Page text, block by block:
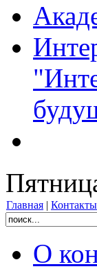
Главная | Контакты
О